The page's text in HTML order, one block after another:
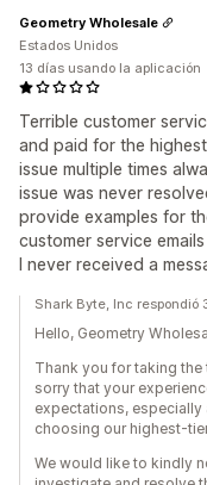
Terrible customer
and paid for the
issue multiple times
issue was never
provide examples for
customer service
I never received a
Geometry Wholesale
Estados Unidos
13 días usando la aplicación
Shark Byte, Inc respondió
Hello, Geometry
Thank you for taking
sorry that your
expectations, especially
choosing our highest-
We would like to kindly